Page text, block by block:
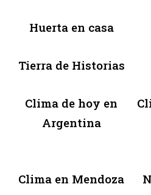
Huerta en casa
Tierra de Historias
Clima de hoy en
Argentina
Clima en Mendoza